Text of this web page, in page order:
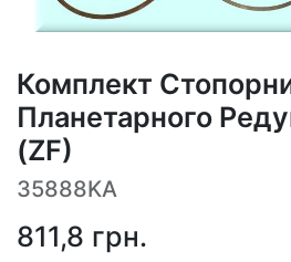
Комплект
Планетарного
(ZF)
35888KA
811,8 грн.